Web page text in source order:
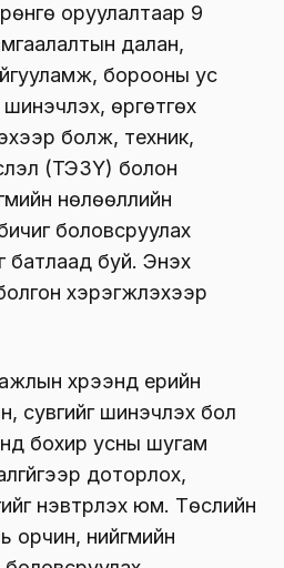
оруулалтаар 9
далан,
борооны ус
өргөтгөх
болж, техник,
(ТЭЗҮ) болон
нөлөөллийн
боловсруулах
буй. Энэхүү
хэрэгжүүлэхээр
хүрээнд үерийн
сувгийг шинэчлэх бол
бохир усны шугам
доторлох,
нэвтрүүлэх юм. Төслийн
орчин, нийгмийн